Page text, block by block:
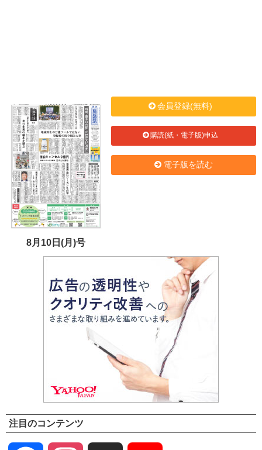
8月10日(月)号
会員登録(無料)
購読(紙・電子版)申込
電子版を読む
注目のコンテンツ